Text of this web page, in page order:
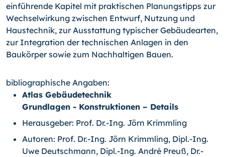
einführende Kapitel mit praktischen Planungstipps zur
Wechselwirkung zwischen Entwurf, Nutzung und
Haus­technik, zur Ausstattung typischer Gebäudearten,
zur Integration der technischen Anlagen in den
Baukörper sowie zum Nachhaltigen Bauen.
bibliographische Angaben:
Atlas Gebäudetechnik
Grundlagen - Konstruktionen – Details
Herausgeber: Prof. Dr.-Ing. Jörn Krimmling
Autoren: Prof. Dr.-Ing. Jörn Krimmling, Dipl.-Ing.
Uwe Deutschmann, Dipl.-Ing. André Preuß, Dr.-